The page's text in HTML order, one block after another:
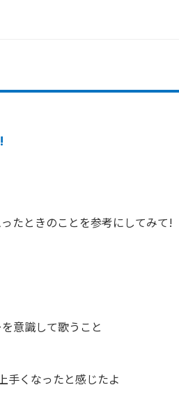
たときのことを参考にしてみて!
意識して歌うこと
手くなったと感じたよ